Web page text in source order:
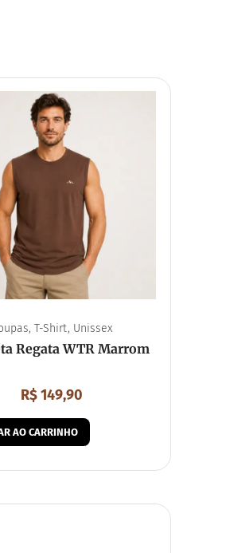
Vento Moletom
Mochila Boné Esportivo
Souvenirs
Chaveiro
Imã de Geladeira
, T-Shirt, Unissex
Regata WTR Marrom
R$149,90
AO CARRINHO